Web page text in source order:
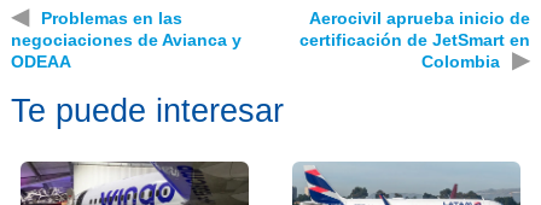
◀
Problemas en las
negociaciones de Avianca y
ODEAA
Aerocivil aprueba inicio de
certificación de JetSmart en
Colombia
▶
Te puede interesar